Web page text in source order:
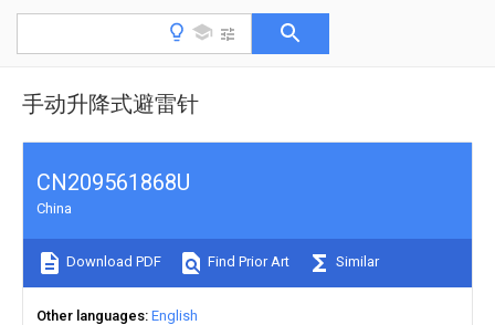
手动升降式避雷针
CN209561868U
China
Download PDF Find Prior Art Similar
Other languages English